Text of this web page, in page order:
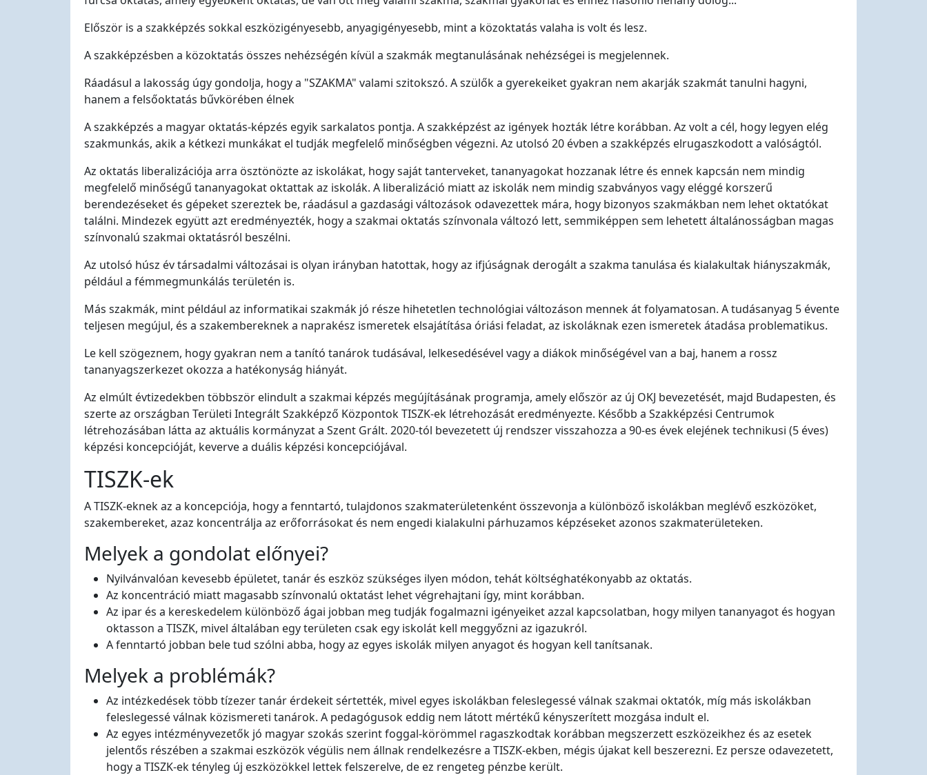
Először is a szakképzés sokkal eszközigényesebb, anyagigényesebb, mint a közoktatás valaha is volt és lesz.
A szakképzésben a közoktatás összes nehézségén kívül a szakmák megtanulásának nehézségei is megjelennek.
Ráadásul a lakosság úgy gondolja, hogy a "SZAKMA" valami szitokszó. A szülők a gyerekeiket gyakran nem akarják szakmát tanulni hagyni,
hanem a felsőoktatás bűvkörében élnek
A szakképzés a magyar oktatás-képzés egyik sarkalatos pontja. A szakképzést az igények hozták létre korábban. Az volt a cél, hogy legyen elég
szakmunkás, akik a kétkezi munkákat el tudják megfelelő minőségben végezni. Az utolsó 20 évben a szakképzés elrugaszkodott a valóságtól.
Az oktatás liberalizációja arra ösztönözte az iskolákat, hogy saját tanterveket, tananyagokat hozzanak létre és ennek kapcsán nem mindig
megfelelő minőségű tananyagokat oktattak az iskolák. A liberalizáció miatt az iskolák nem mindig szabványos vagy eléggé korszerű
berendezéseket és gépeket szereztek be, ráadásul a gazdasági változások odavezettek mára, hogy bizonyos szakmákban nem lehet oktatókat
találni. Mindezek együtt azt eredményezték, hogy a szakmai oktatás színvonala változó lett, semmiképpen sem lehetett általánosságban magas
színvonalú szakmai oktatásról beszélni.
Az utolsó húsz év társadalmi változásai is olyan irányban hatottak, hogy az ifjúságnak derogált a szakma tanulása és kialakultak hiányszakmák,
például a fémmegmunkálás területén is.
Más szakmák, mint például az informatikai szakmák jó része hihetetlen technológiai változáson mennek át folyamatosan. A tudásanyag 5 évente
teljesen megújul, és a szakembereknek a naprakész ismeretek elsajátítása óriási feladat, az iskoláknak ezen ismeretek átadása problematikus.
Le kell szögeznem, hogy gyakran nem a tanító tanárok tudásával, lelkesedésével vagy a diákok minőségével van a baj, hanem a rossz
tananyagszerkezet okozza a hatékonyság hiányát.
Az elmúlt évtizedekben többször elindult a szakmai képzés megújításának programja, amely először az új OKJ bevezetését, majd Budapesten, és
szerte az országban Területi Integrált Szakképző Központok TISZK-ek létrehozását eredményezte. Később a Szakképzési Centrumok
létrehozásában látta az aktuális kormányzat a Szent Grált. 2020-tól bevezetett új rendszer visszahozza a 90-es évek elejének technikusi (5 éves)
képzési koncepcióját, keverve a duális képzési koncepciójával.
TISZK-ek
A TISZK-eknek az a koncepciója, hogy a fenntartó, tulajdonos szakmaterületenként összevonja a különböző iskolákban meglévő eszközöket,
szakembereket, azaz koncentrálja az erőforrásokat és nem engedi kialakulni párhuzamos képzéseket azonos szakmaterületeken.
Melyek a gondolat előnyei?
Nyilvánvalóan kevesebb épületet, tanár és eszköz szükséges ilyen módon, tehát költséghatékonyabb az oktatás.
Az koncentráció miatt magasabb színvonalú oktatást lehet végrehajtani így, mint korábban.
Az ipar és a kereskedelem különböző ágai jobban meg tudják fogalmazni igényeiket azzal kapcsolatban, hogy milyen tananyagot és hogyan
oktasson a TISZK, mivel általában egy területen csak egy iskolát kell meggyőzni az igazukról.
A fenntartó jobban bele tud szólni abba, hogy az egyes iskolák milyen anyagot és hogyan kell tanítsanak.
Melyek a problémák?
Az intézkedések több tízezer tanár érdekeit sértették, mivel egyes iskolákban feleslegessé válnak szakmai oktatók, míg más iskolákban
feleslegessé válnak közismereti tanárok. A pedagógusok eddig nem látott mértékű kényszerített mozgása indult el.
Az egyes intézményvezetők jó magyar szokás szerint foggal-körömmel ragaszkodtak korábban megszerzett eszközeikhez és az esetek
jelentős részében a szakmai eszközök végülis nem állnak rendelkezésre a TISZK-ekben, mégis újakat kell beszerezni. Ez persze odavezetett,
hogy a TISZK-ek tényleg új eszközökkel lettek felszerelve, de ez rengeteg pénzbe került.